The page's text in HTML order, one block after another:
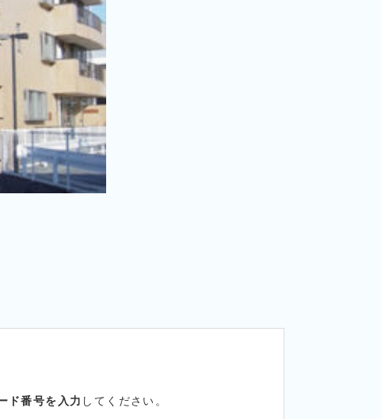
ド番号を入力 してください。